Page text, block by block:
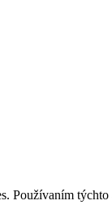
Používaním